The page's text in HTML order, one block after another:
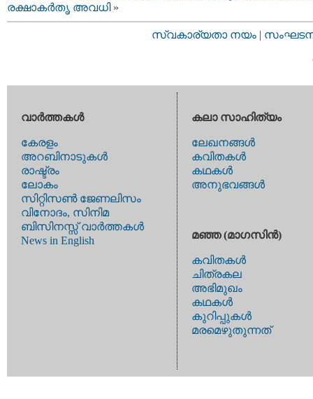
രക്ഷാകർതൃ അവധി»
സ്വകാര്യതാ നയം |
വാര്‍ത്തകള്‍
കേരളം
അറബിനാടുകള്‍
രാഷ്ട്രം
ലോകം
സിറ്റിസണ്‍ ജേണലിസം
വിനോദം, സിനിമ
ബിസിനസ്സ് വാര്‍ത്തകള്‍
News in English
കലാ സാഹിത്യം
ലേഖനങ്ങള്‍
കവിതകള്‍
കഥകള്‍
അനുഭവങ്ങള്‍
മഞ്ഞ (മാഗസിന്‍)
കവിതകള്‍
ചിത്രകല
അഭിമുഖം
കഥകള്‍
കുറിപ്പുകള്‍
മരമെഴുതുന്നത്